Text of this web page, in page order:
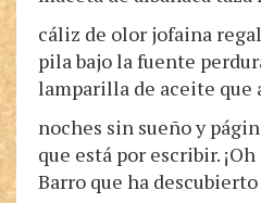
cáliz de olor jofaina
pila bajo la fuente
lamparilla de aceite que
noches sin sueño y
que está por escribir.
Barro que ha